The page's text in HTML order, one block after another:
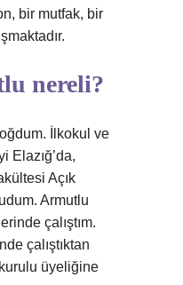
bir mutfak, bir
nereli?
İlkokul ve
Elazığ’da,
Açık
Armutlu
çalıştım.
çalıştıktan
üyeliğine